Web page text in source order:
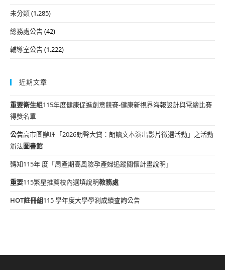
未分類(1,285)
總務處公告(42)
輔導室公告(1,222)
近期文章
重要衛生組115年度健康促進創意競賽-健康新視界海報設計與電繪比賽
得獎名單
公告高市圖辦理「2026朗聲大賞：朗讀文本演出影片徵選活動」之活動
辦法圖書館
轉知115年 度「周產期高風險孕產婦追蹤關懷計畫說明」
重要115繁星推薦校內選填說明教務處
HOT註冊組115 學年度大學學測成績查詢公告